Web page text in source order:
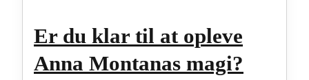
Er du klar til at opleve
Anna Montanas magi?